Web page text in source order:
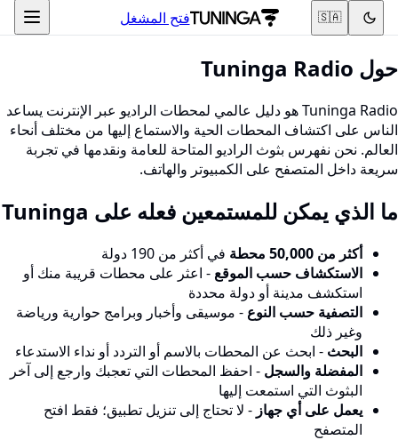
فتح المشغل 🇸🇦
حول Tuninga Radio
Tuninga Radio هو دليل عالمي لمحطات الراديو عبر الإنترنت يساعد
الناس على اكتشاف المحطات الحية والاستماع إليها من مختلف أنحاء
العالم. نحن نفهرس بثوث الراديو المتاحة للعامة ونقدمها في تجربة
سريعة داخل المتصفح على الكمبيوتر والهاتف.
ما الذي يمكن للمستمعين فعله على Tuninga
أكثر من 50,000 محطة
في أكثر من 190 دولة
الاستكشاف حسب الموقع - اعثر على محطات قريبة منك أو
استكشف مدينة أو دولة محددة
التصفية حسب النوع - موسيقى وأخبار وبرامج حوارية ورياضة
وغير ذلك
البحث - ابحث عن المحطات بالاسم أو التردد أو نداء الاستدعاء
المفضلة والسجل - احفظ المحطات التي تعجبك وارجع إلى آخر
البثوث التي استمعت إليها
يعمل على أي جهاز - لا تحتاج إلى تنزيل تطبيق؛ فقط افتح
المتصفح